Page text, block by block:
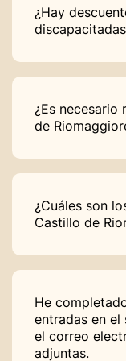
¿Hay
¿Es necesario
de
¿Cuáles son
Castillo de
He
entradas en
el correo
adjuntas.